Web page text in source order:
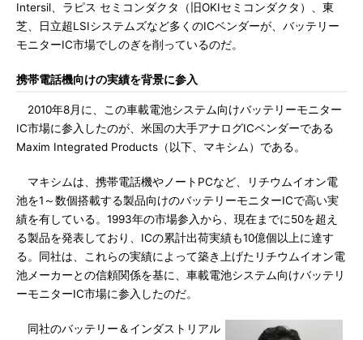
Intersil、ラピス セミコンダクタ（旧OKIセミコンダクタ）、東
芝、日立超LSIシステムズなど多くのICベンダーが、バッテリー
モニターIC市場でしのぎを削っているのだ。
携帯電話機向けの実績を背景に参入
2010年8月に、この車載電池システム向けバッテリーモニター
IC市場に参入したのが、米国の大手アナログICベンダーである
Maxim Integrated Products（以下、マキシム）である。
マキシムは、携帯電話機やノートPCなど、リチウムイオン電
池を1～数個搭載する製品向けのバッテリーモニターICで高い実
績を有している。1993年の市場参入から、現在までに50を超え
る製品を発表しており、ICの累計出荷実績も10億個以上に達す
る。同社は、これらの実績によって築き上げたリチウムイオン電
池メーカーとの信頼関係を基に、車載電池システム向けバッテリ
ーモニターIC市場に参入したのだ。
同社のバッテリー＆インダストリアル